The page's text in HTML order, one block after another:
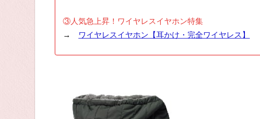
③人気急上昇！ワイヤレスイヤホン特集
→
ワイヤレスイヤホン【耳かけ・完全ワイヤレス】